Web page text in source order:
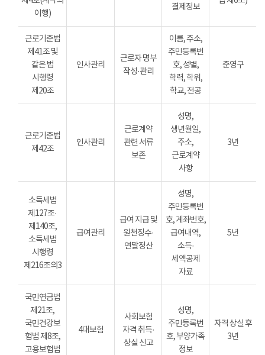
이행)
결제정보
근로기준법
제41조 및
같은 법
시행령
제20조
인사관리
근로자 명부
작성·관리
이름, 주소,
주민등록번
호, 성별,
학력, 학위,
학교, 전공
준영구
근로기준법
제42조
인사관리
근로계약
관련 서류
보존
성명,
생년월일,
주소,
근로계약
사항
3년
소득세법
제127조·
제140조,
소득세법
시행령
제216조의3
급여관리
급여 지급 및
원천징수·
연말정산
성명,
주민등록번
호, 계좌번호,
급여내역,
소득·
세액공제
자료
5년
국민연금법
제21조,
국민건강보
험법 제8조,
고용보험법
4대보험
사회보험
자격 취득·
상실 신고
성명,
주민등록번
호, 부양가족
정보
자격 상실 후
3년